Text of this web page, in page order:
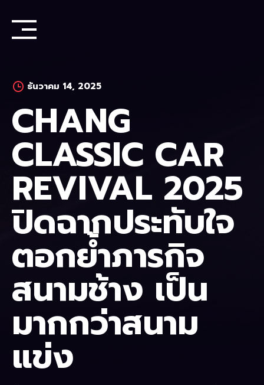
content
ธันวาคม 14, 2025
CHANG
CLASSIC CAR
REVIVAL 2025
ปิดฉากประทับใจ
ตอกย้ำภารกิจ
สนามช้าง เป็น
มากกว่าสนาม
แข่ง